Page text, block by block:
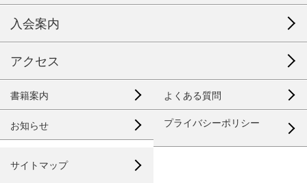
入会案内
アクセス
書籍案内 よくある質問
お知らせ プライバシーポリシー
サイトマップ